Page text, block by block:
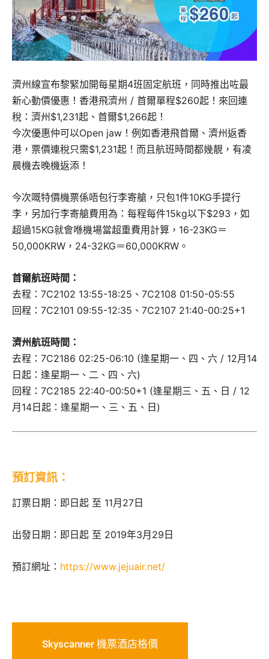
濟州線宣布黎緊加開每星期4班固定航班，同時推出咗最
新心動價優惠！香港飛濟州 / 首爾單程$260起！來回連
稅：濟州$1,231起、首爾$1,266起！
今次優惠仲可以Open jaw！例如香港飛首爾、濟州返香
港，票價連稅只需$1,231起！而且航班時間都幾靚，有凌
晨機去晚機返添！
今次嘅特價機票係唔包行李寄艙，只包1件10KG手提行
李，另加行李寄艙費用為：每程每件15kg以下$293，如
超過15KG就會喺機場當超重費用計算，16-23KG＝
50,000KRW，24-32KG＝60,000KRW。
首爾航班時間：
去程：7C2102 13:55-18:25、7C2108 01:50-05:55
回程：7C2101 09:55-12:35、7C2107 21:40-00:25+1
濟州航班時間：
去程：7C2186 02:25-06:10 (逢星期一、四、六 / 12月14
日起：逢星期一、二、四、六)
回程：7C2185 22:40-00:50+1 (逢星期三、五、日 / 12
月14日起：逢星期一、三、五、日)
預訂資訊：
訂票日期：即日起 至 11月27日
出發日期：即日起 至 2019年3月29日
預訂網址： https://www.jejuair.net/
Skyscanner 機票酒店格價